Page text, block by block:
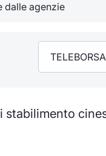
dalle agenzie